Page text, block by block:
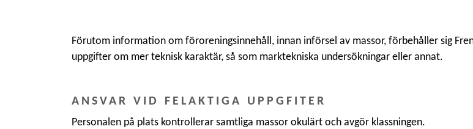
Förutom information om föroreningsinnehåll, innan införsel av massor, förbehåller sig
uppgifter om mer teknisk karaktär, så som marktekniska undersökningar eller annat.
ANSVAR VID FELAKTIGA UPPGFITER
Personalen på plats kontrollerar samtliga massor okulärt och avgör klassningen.